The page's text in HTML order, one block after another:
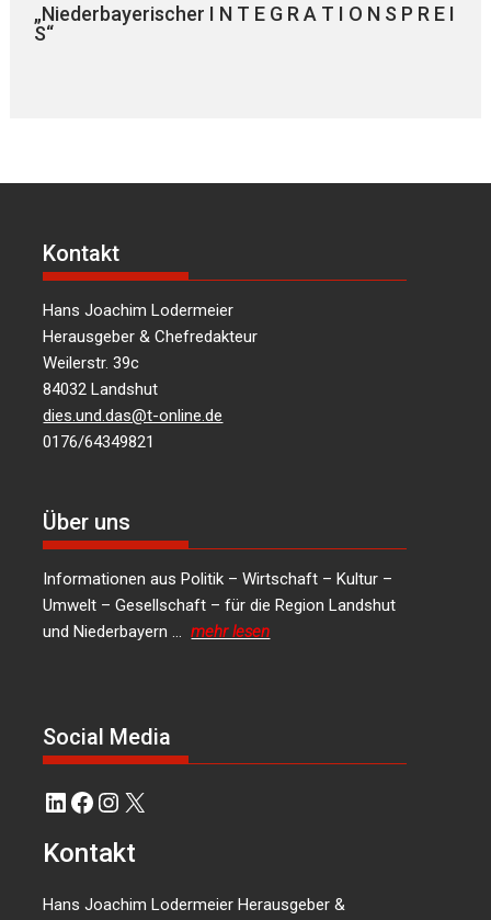
„Niederbayerischer I N T E G R A T I O N S P R E I
S“
Kontakt
Hans Joachim Lodermeier
Herausgeber & Chefredakteur
Weilerstr. 39c
84032 Landshut
dies.und.das@t-online.de
0176/64349821
Über uns
Informationen aus Politik – Wirtschaft – Kultur –
Umwelt – Gesellschaft – für die Region Landshut
und Niederbayern …mehr lesen
Social Media
LinkedIn
Facebook
Instagram
X
Kontakt
Hans Joachim Lodermeier Herausgeber &